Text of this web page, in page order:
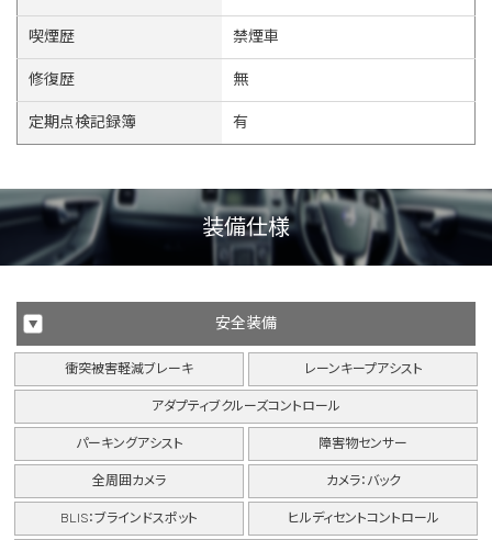
喫煙歴 禁煙車
修復歴 無
定期点検記録簿 有
装備仕様
安全装備
衝突被害軽減ブレーキ
アダプティブクルーズコントロール
レーンキープアシスト
パーキングアシスト 障害物センサー
全周囲カメラ カメラ：バック
BLIS：ブラインドスポット ヒルディセントコントロール